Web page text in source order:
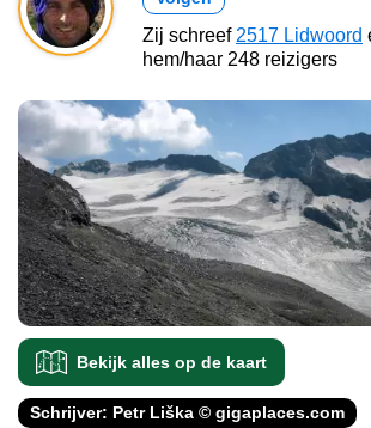
Zij schreef 2517 Lidwoord
hem/haar 248 reizigers
Bekijk alles op de kaart
Schrijver: Petr Liška © gigaplaces.com